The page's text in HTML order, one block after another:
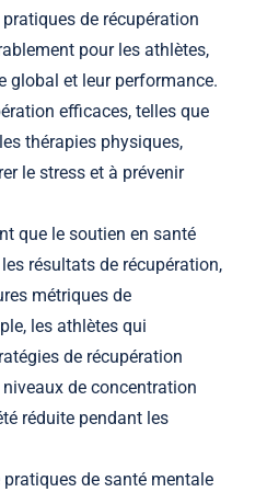
de récupération
pour les athlètes,
global et leur performance.
efficaces, telles que
thérapies physiques,
le stress et à prévenir
que le soutien en santé
résultats de récupération,
métriques de
les athlètes qui
de récupération
de concentration
réduite pendant les
pratiques de santé mentale